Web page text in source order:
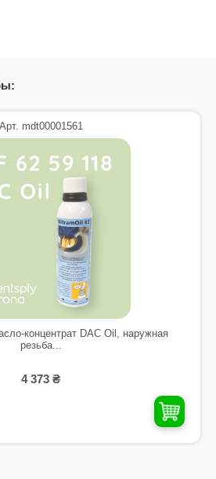
Арт. mdt00001561
концентрат DAC Oil, наружная
резьба...
4 373 ₴